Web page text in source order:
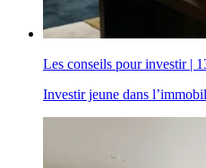
Les conseils pour investir|
Investir jeune dans